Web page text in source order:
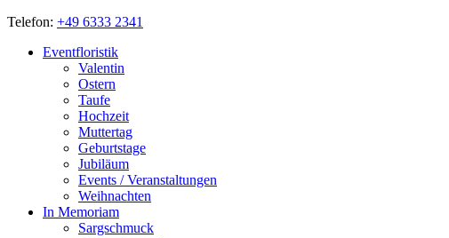
Telefon: +49 6333 2341
Eventfloristik
Valentin
Ostern
Taufe
Hochzeit
Muttertag
Geburtstage
Jubiläum
Events / Veranstaltungen
Weihnachten
In Memoriam
Sargschmuck